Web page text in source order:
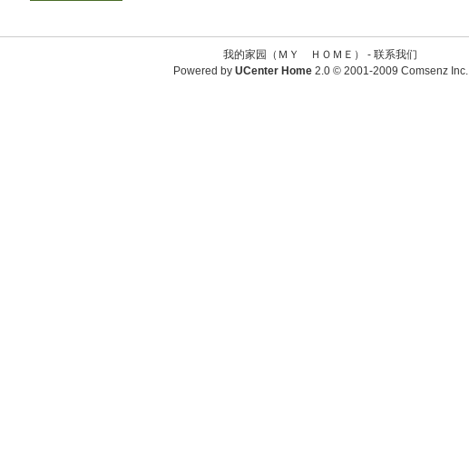
我的家园（ＭＹ ＨＯＭＥ） - 联系我们
Powered by UCenter Home 2.0© 2001-2009 Comsenz Inc.